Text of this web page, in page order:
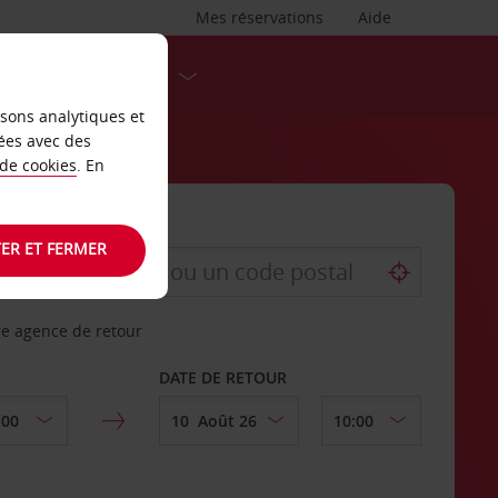
Aide
Mes réservations
agence de retour
DATE DE RETOUR
analytiques et
avec des
cookies. En
ET FERMER